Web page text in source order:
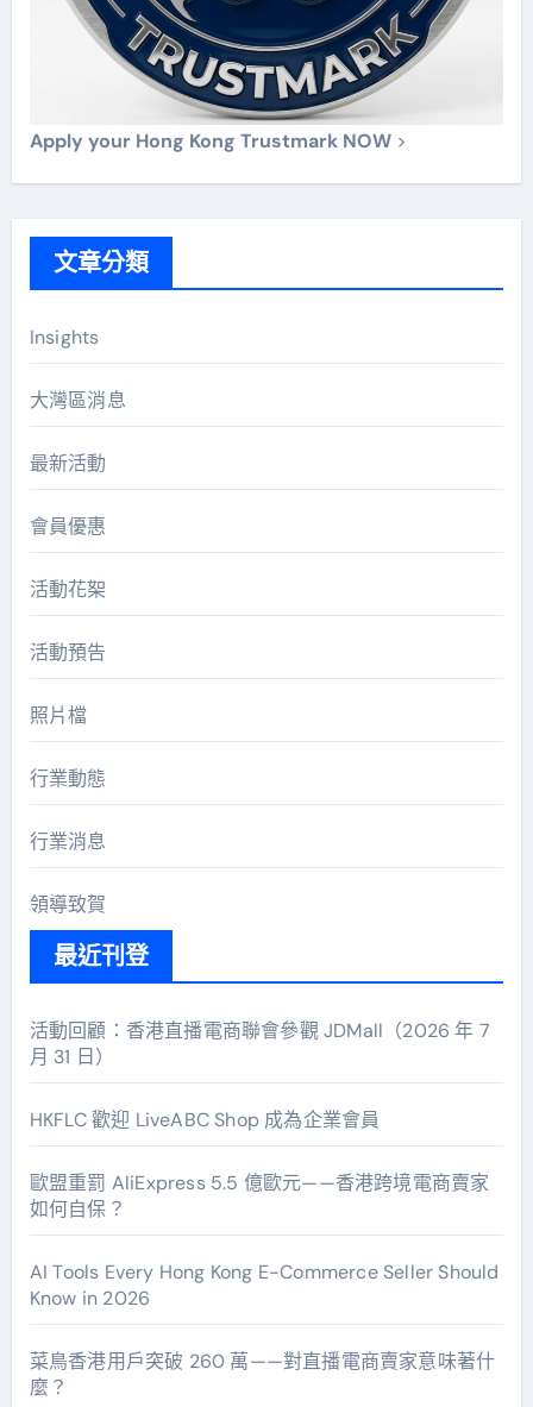
Apply your Hong Kong Trustmark NOW>
文章分類
Insights
大灣區消息
最新活動
會員優惠
活動花桇
活動預告
照片檔
行業動態
行業消息
領導致賀
最近刊登
活動回顧：香港直播電商聯會參觀 JDMall（2026 年 7
月 31 日）
HKFLC 歡迎 LiveABC Shop 成為企業會員
歐盟重罰 AliExpress 5.5 億歐元——香港跨境電商賣家
如何自保？
AI Tools Every Hong Kong E-Commerce Seller Should
Know in 2026
菜鳥香港用戶突破 260 萬——對直播電商賣家意味著什
麼？